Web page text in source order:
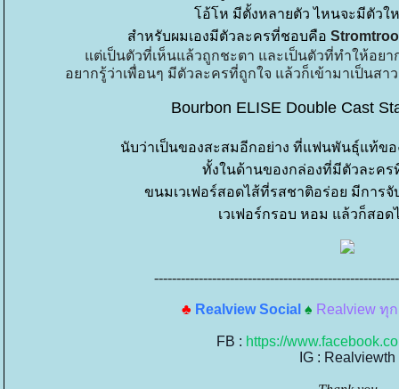
อ้โห มีตั้งหลายตัว ไหนจะมีตัวใ
สำหรับผมเองมีตัวละครที่ชอบคือ
ต่เป็นตัวที่เห็นแล้วถูกชะตา และเป็นตัวที่ทำให้อยา
อยากรู้ว่าเพื่อนๆ มีตัวละครที่ถูกใจ แล้วก็เข้ามาเป็นสา
Bourbon ELISE Double Cast
นับว่าเป็นของสะสมอีกอย่าง ที่แฟนพันธุ์แท้ข
ทั้งในด้านของกล่องที่มีตัวละคร
ขนมเวเฟอร์สอดไส้ที่รสชาติอร่อย มีการ
เวเฟอร์กรอบ หอม แล้วก็สอด
♣ Realview Social ♠ Realview ทุ
FB : https://
IG : Realviewth